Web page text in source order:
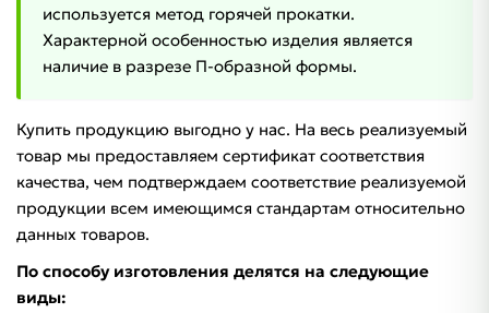
используется метод горячей прокатки.
Характерной особенностью изделия является
наличие в разрезе П-образной формы.
Купить продукцию выгодно у нас. На весь реализуемый
товар мы предоставляем сертификат соответствия
качества, чем подтверждаем соответствие реализуемой
продукции всем имеющимся стандартам относительно
данных товаров.
По способу изготовления делятся на следующие
виды: